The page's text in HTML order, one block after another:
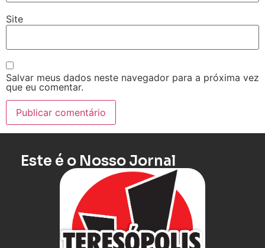
Site
Salvar meus dados neste navegador para a próxima vez
que eu comentar.
Este é o Nosso Jornal